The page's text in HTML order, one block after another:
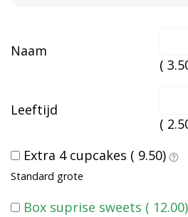
Naam
(
Leeftijd
(
Extra 4 cupcakes ( 9.50)
Standard grote
Box suprise sweets ( 12.00)